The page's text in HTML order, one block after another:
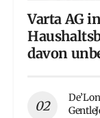
Varta AG
davon